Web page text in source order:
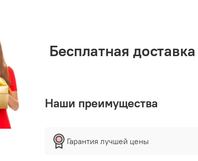
Бесплатная
Наши преимущества
Гарантия лучшей цены